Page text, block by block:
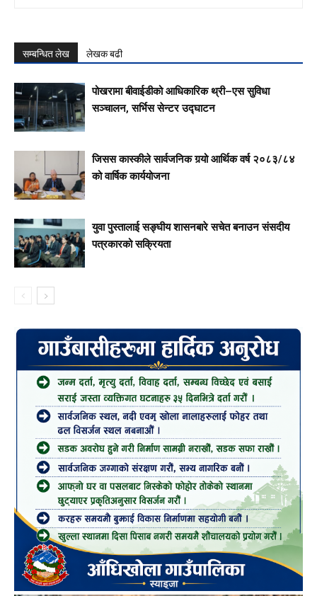
सम्बन्धित लेख लेखक बढी
पोखरामा बीवाईडीको आधिकारिक थ्री–एस सुविधा
सञ्चालन, सर्भिस सेन्टर उद्घाटन
जिसस कास्कीले सार्वजनिक गर्‍यो आर्थिक वर्ष २०८३/८४
को वार्षिक कार्ययोजना
युवा पुस्तालाई सङ्घीय शासनबारे सचेत बनाउन संसदीय
पत्रकारको सक्रियता